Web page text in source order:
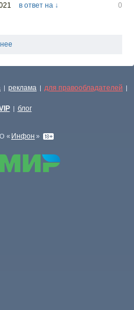
в ответ на ↓
0
| реклама | для правообладателей |
| блог
« Инфон »